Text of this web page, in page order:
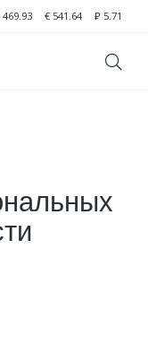
469.93 € 541.64 ₽ 5.71